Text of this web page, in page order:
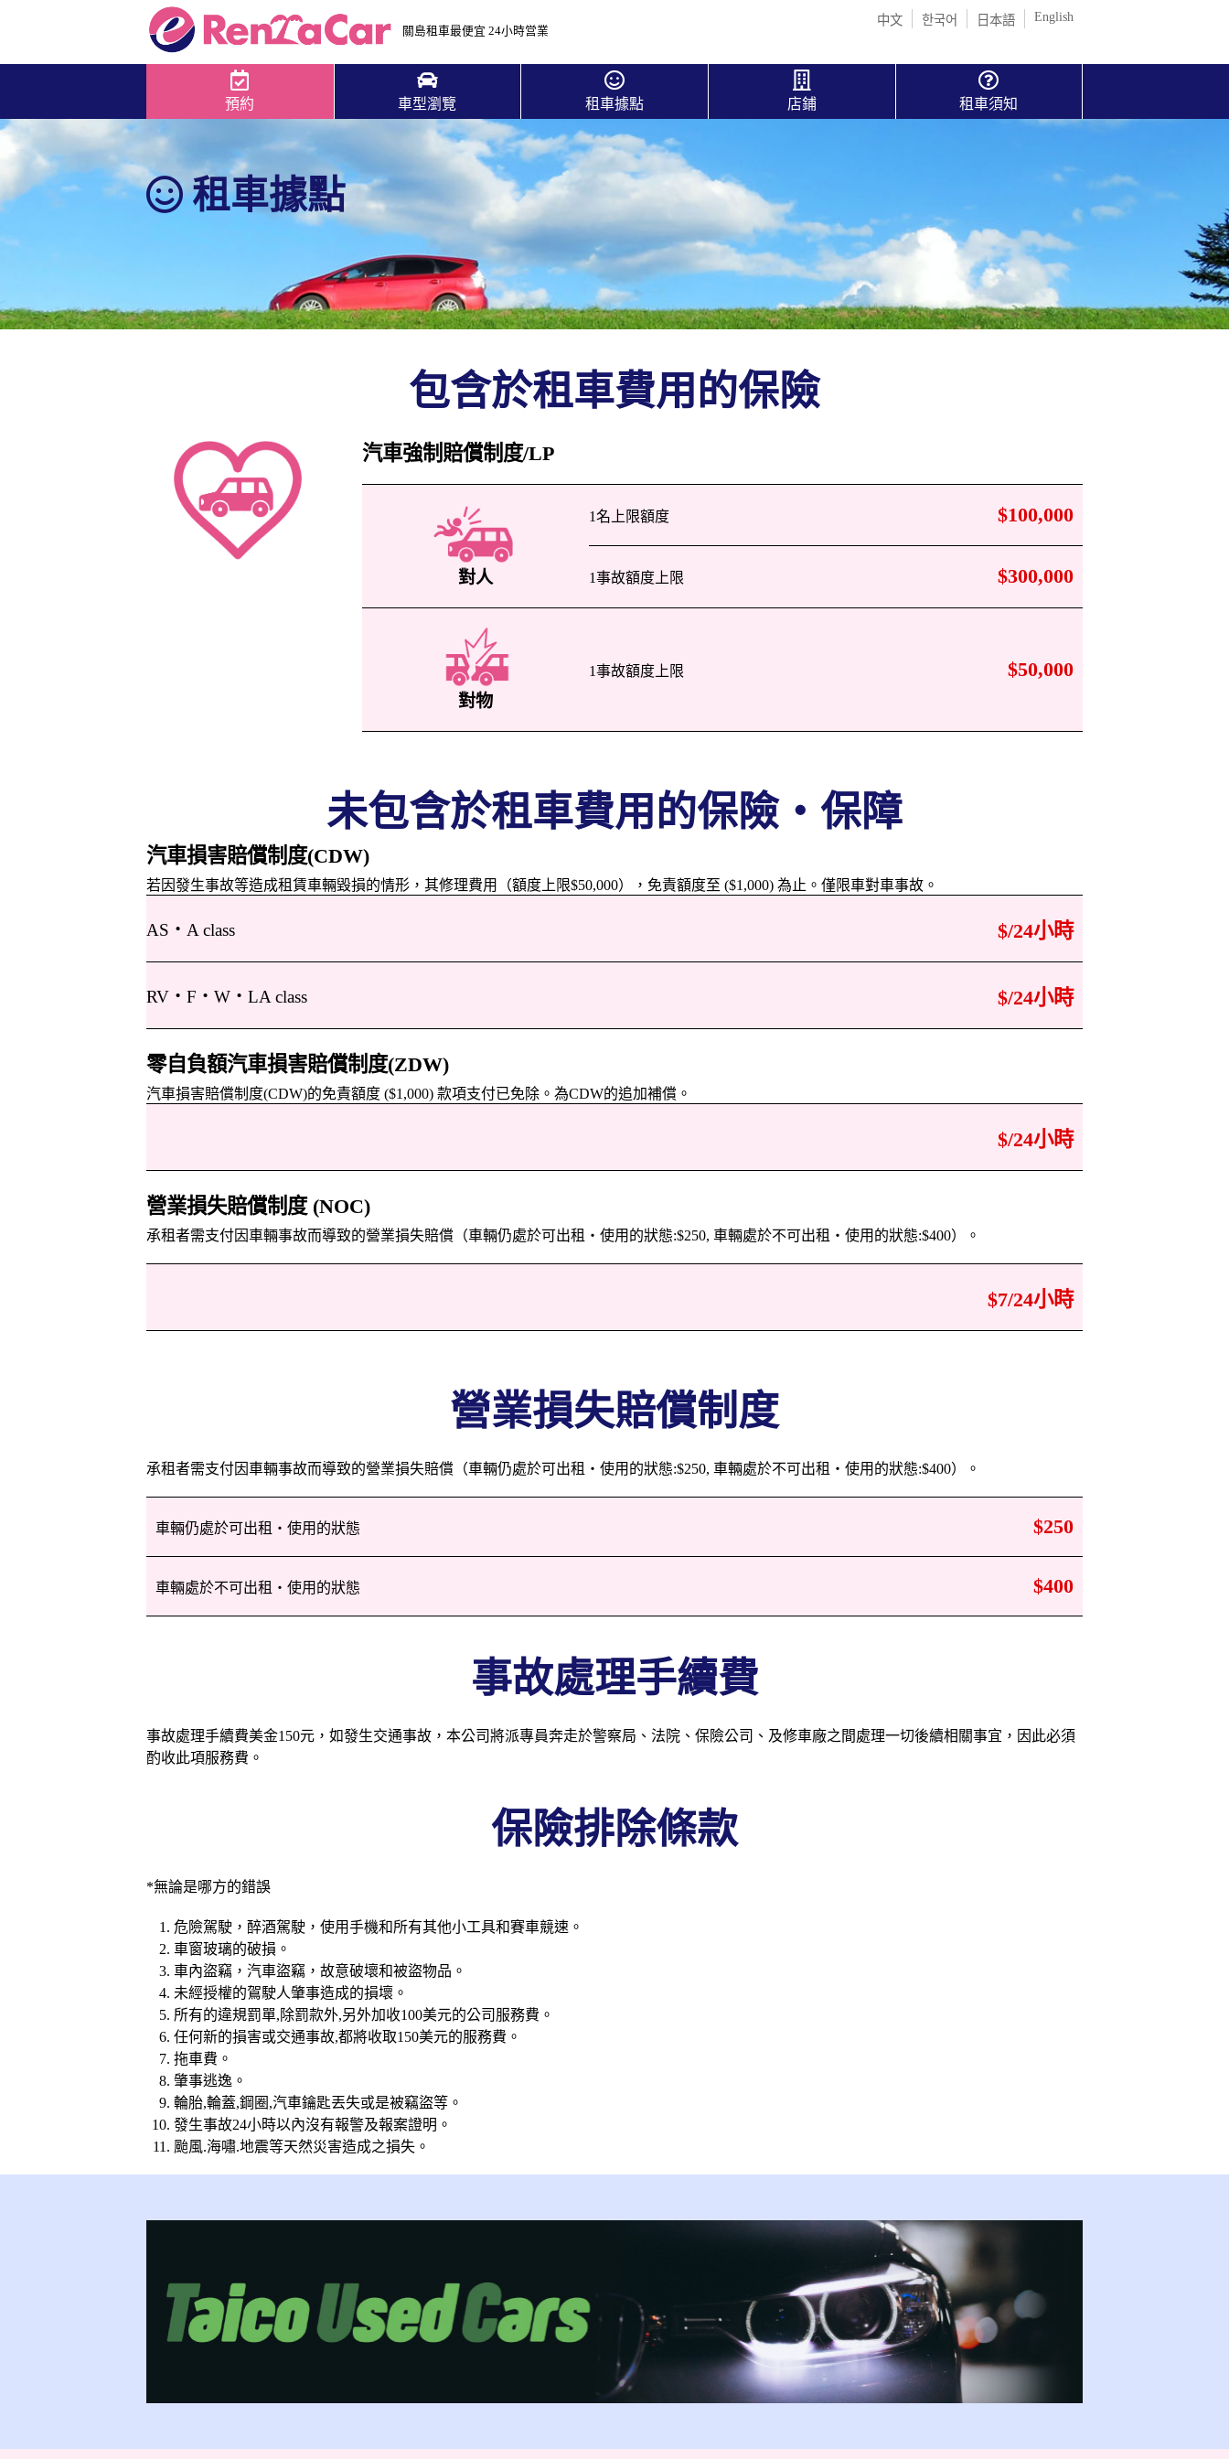
關島租車最便宜 24小時営業
English
日本語
한국어
中文
預約 車型瀏覽 租車據點 店鋪 租車須知
租車據點
包含於租車費用的保險
汽車強制賠償制度/LP
對人
1名上限額度 $100,000
1事故額度上限 $300,000
對物
1事故額度上限 $50,000
未包含於租車費用的保險・保障
汽車損害賠償制度(CDW)
若因發生事故等造成租賃車輛毀損的情形，其修理費用（額度上限$50,000），免責額度至 ($1,000) 為止。僅限車對車事故。
AS・A class $/24小時
RV・F・W・LA class $/24小時
零自負額汽車損害賠償制度(ZDW)
汽車損害賠償制度(CDW)的免責額度 ($1,000) 款項支付已免除。為CDW的追加補償。
$/24小時
營業損失賠償制度 (NOC)
承租者需支付因車輛事故而導致的營業損失賠償（車輛仍處於可出租・使用的狀態:$250, 車輛處於不可出租・使用的狀態:$400）。
$7/24小時
營業損失賠償制度
承租者需支付因車輛事故而導致的營業損失賠償（車輛仍處於可出租・使用的狀態:$250, 車輛處於不可出租・使用的狀態:$400）。
車輛仍處於可出租・使用的狀態 $250
車輛處於不可出租・使用的狀態 $400
事故處理手續費
事故處理手續費美金150元，如發生交通事故，本公司將派專員奔走於警察局、法院、保險公司、及修車廠之間處理一切後續相關事宜，因此必須
酌收此項服務費。
保險排除條款
*無論是哪方的錯誤
危險駕駛，醉酒駕駛，使用手機和所有其他小工具和賽車競速。
車窗玻璃的破損。
車內盜竊，汽車盜竊，故意破壞和被盜物品。
未經授權的鴐駛人肇事造成的損壞。
所有的違規罰單,除罰款外,另外加收100美元的公司服務費。
任何新的損害或交通事故,都將收取150美元的服務費。
拖車費。
肇事逃逸。
輪胎,輪蓋,鋼圈,汽車鑰匙丟失或是被竊盜等。
發生事故24小時以內沒有報警及報案證明。
颱風.海嘯.地震等天然災害造成之損失。